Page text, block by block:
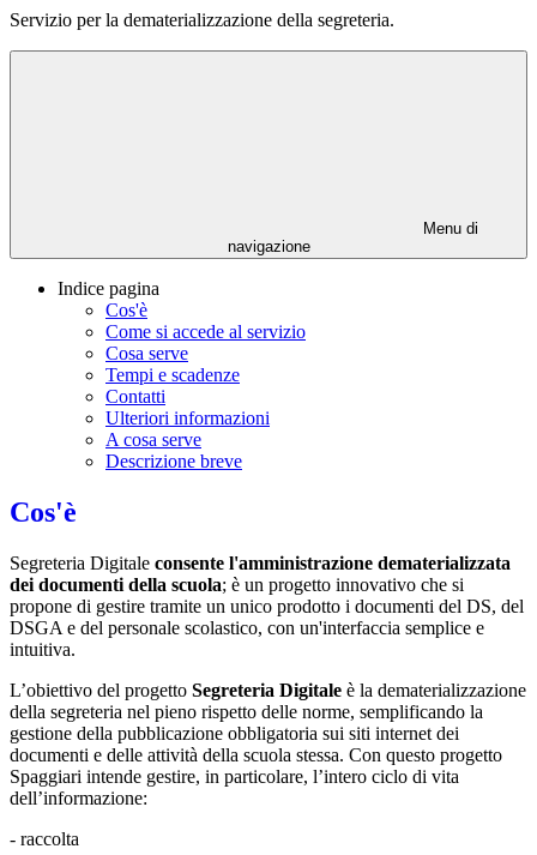
Servizio per la dematerializzazione della segreteria.
Menu di
navigazione
Indice pagina
Cos'è
Come si accede al servizio
Cosa serve
Tempi e scadenze
Contatti
Ulteriori informazioni
A cosa serve
Descrizione breve
Cos'è
Segreteria Digitale consente l'amministrazione dematerializzata
dei documenti della scuola; è un progetto innovativo che si
propone di gestire tramite un unico prodotto i documenti del DS, del
DSGA e del personale scolastico, con un'interfaccia semplice e
intuitiva.
L’obiettivo del progetto Segreteria Digitale è la dematerializzazione
della segreteria nel pieno rispetto delle norme, semplificando la
gestione della pubblicazione obbligatoria sui siti internet dei
documenti e delle attività della scuola stessa. Con questo progetto
Spaggiari intende gestire, in particolare, l’intero ciclo di vita
dell’informazione:
- raccolta